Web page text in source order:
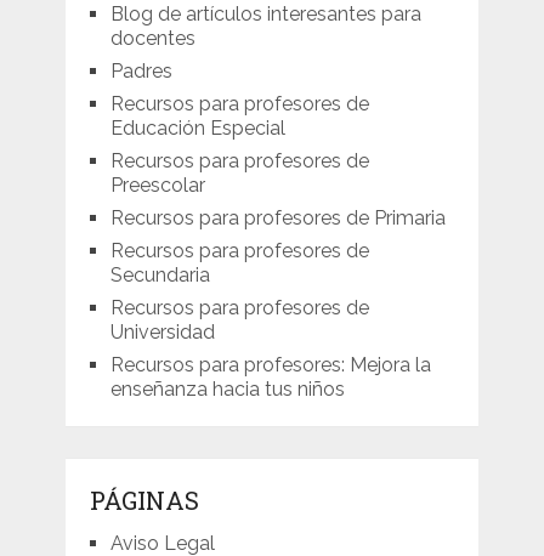
Blog de artículos interesantes para
docentes
Padres
Recursos para profesores de
Educación Especial
Recursos para profesores de
Preescolar
Recursos para profesores de Primaria
Recursos para profesores de
Secundaria
Recursos para profesores de
Universidad
Recursos para profesores: Mejora la
enseñanza hacia tus niños
PÁGINAS
Aviso Legal